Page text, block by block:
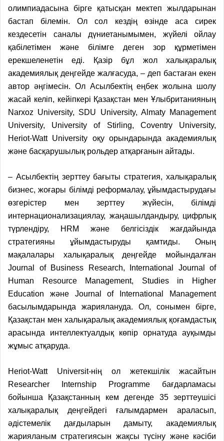
олимпиадасына бірге қатысқан мектеп жылдарынан
бастап білемін. Ол сол кездің өзінде аса сирек
кездесетін саналы дүниетанымымен, жүйелі ойлау
қабілетімен және білімге деген зор құрметімен
ерекшеленетін еді. Қазір бұл жол халықаралық
академиялық деңгейде жалғасуда, – деп бастаған екен
автор әңгімесін. Ол Асылбектің еңбек жолына шолу
жасай келіп, кейіпкері Қазақстан мен Ұлыбританияның
Narxoz University, SDU University, Almaty Management
University, University of Stirling, Coventry University,
Heriot-Watt University оқу орындарында академиялық
және басқарушылық рольдер атқарғанын айтады.
– Асылбектің зерттеу бағыты стратегия, халықаралық
бизнес, жоғары білімді реформалау, ұйымдастырудағы
өзгерістер мен зерттеу жүйесін, білімді
интернационализациялау, жаңашылдандыру, цифрлық
түрлендіру, HRM және белгісіздік жағдайында
стратегияны ұйымдастыруды қамтиды. Оның
мақалалары халықаралық деңгейде мойындалған
Journal of Business Research, International Journal of
Human Resource Management, Studies in Higher
Education және Journal of International Management
басылымдарында жариялануда. Ол, сонымен бірге,
Қазақстан мен халықаралық академиялық қоғамдастық
арасында интеллектуалдық көпір орнатуда ауқымды
жұмыс атқаруда.
Heriot-Watt Universit-нің ол жетекшілік жасайтын
Researcher Internship Programme бағдарламасы
бойынша Қазақстанның кем дегенде 35 зерттеушісі
халықаралық деңгейдегі ғалымдармен араласып,
әдістемелік дағдыларын дамыту, академиялық
жарияланым стратегиясын жақсы түсіну және кәсіби